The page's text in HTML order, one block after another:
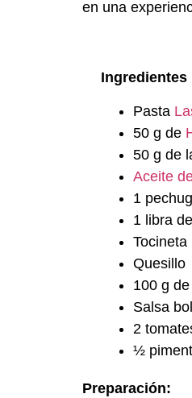
en una
Ingredientes
Pasta
50 g de
50 g de
Aceite
1
1 libra
Tocineta
Quesillo
100 g
Salsa
2
½
Preparación: